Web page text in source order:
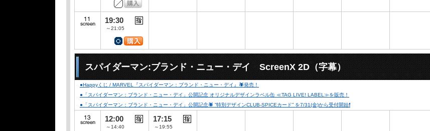
19:30
～21:05
スパイダーマン:ブランド・ニュー・デイ ScreenX 2D（字幕）
●Happyくじ / MARVEL『スパイダーマン：ブランド・ニュー・デイ』🕷発売！
●「スパイダーマン：ブランド・ニュー・デイ」公開記念 オリジナルデザインラベル缶 ≪TAG LIVE! LABEL≫を販売！
●「スパイダーマン：ブランド・ニュー・デイ」公開記念🕷️ ”特別デザインCLUB-SPICEカード” を7/31(金)から受付開始❗️
12:00
～14:40
17:15
～19:55